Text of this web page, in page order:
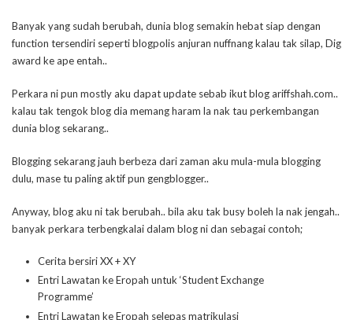
Banyak yang sudah berubah, dunia blog semakin hebat siap dengan
function tersendiri seperti blogpolis anjuran nuffnang kalau tak silap, Dig
award ke ape entah..
Perkara ni pun mostly aku dapat update sebab ikut blog ariffshah.com..
kalau tak tengok blog dia memang haram la nak tau perkembangan
dunia blog sekarang..
Blogging sekarang jauh berbeza dari zaman aku mula-mula blogging
dulu, mase tu paling aktif pun gengblogger..
Anyway, blog aku ni tak berubah.. bila aku tak busy boleh la nak jengah..
banyak perkara terbengkalai dalam blog ni dan sebagai contoh;
Cerita bersiri XX + XY
Entri Lawatan ke Eropah untuk ‘Student Exchange
Programme’
Entri Lawatan ke Eropah selepas matrikulasi